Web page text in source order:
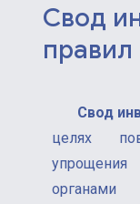
Свод
правил
Свод
целях
упрощения
органами